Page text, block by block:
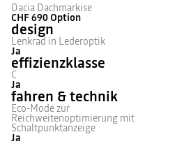
Dacia Dachmarkise
CHF 690Option
design
Lenkrad in Lederoptik
Ja
effizienzklasse
C
Ja
fahren & technik
Eco-Mode zur
Reichweitenoptimierung mit
Schaltpunktanzeige
Ja